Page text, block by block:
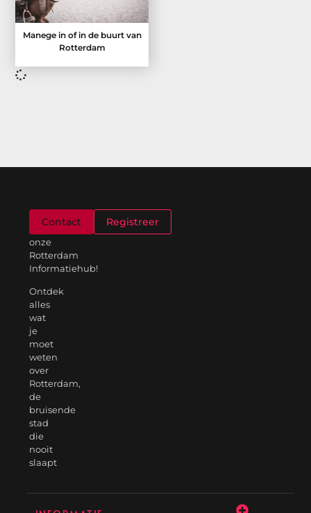
Manege in of in de buurt van
Rotterdam
onze
Rotterdam
Informatiehub!
Ontdek
alles
wat
je
moet
weten
over
Rotterdam,
de
bruisende
stad
die
nooit
slaapt
Contact Registreer